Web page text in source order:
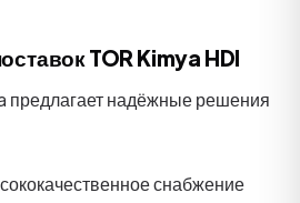
TOR Kimya HDI
предлагает надёжные решения
снабжение